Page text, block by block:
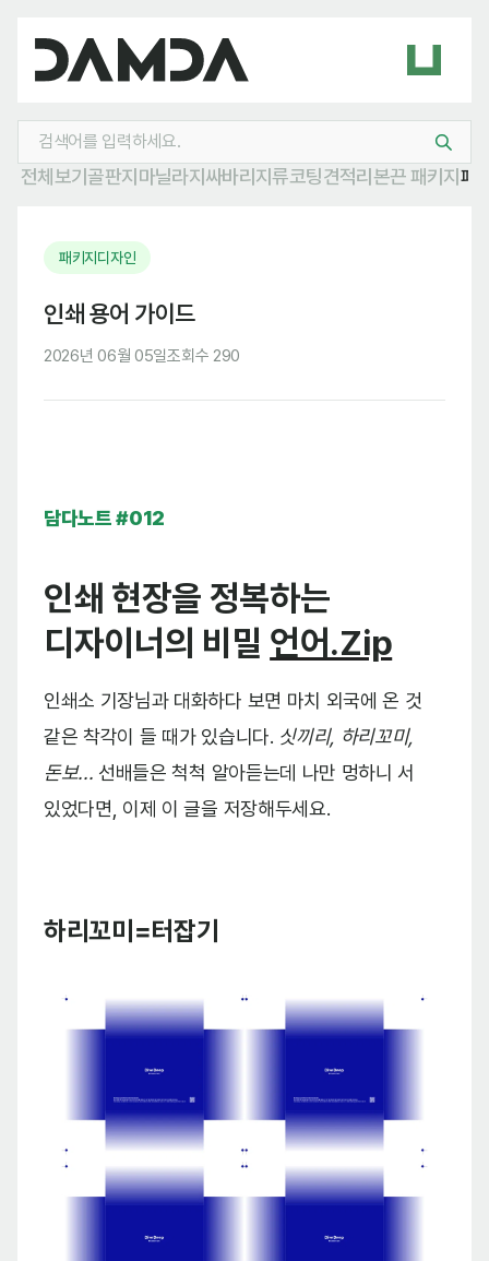
전체보기골판지 마닐라지 싸바리 지류코팅견적리본끈 패키지 패
패키지디자인
인쇄 용어 가이드
2026년 06월 05일조회수 290
담다노트 #012
인쇄 현장을 정복하는
디자이너의 비밀 언어.Zip
인쇄소 기장님과 대화하다 보면 마치 외국에 온 것
같은 착각이 들 때가 있습니다. 싯끼리, 하리꼬미,
돈보... 선배들은 척척 알아듣는데 나만 멍하니 서
있었다면, 이제 이 글을 저장해두세요.
하리꼬미=터잡기